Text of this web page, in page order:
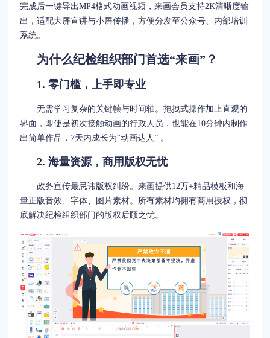
完成后一键导出MP4格式动画视频，来画会员支持2K清晰度输
出，适配大屏宣讲与小屏传播，方便分发至公众号、内部培训
系统。
为什么纪检组织部门首选“来画”？
1. 零门槛，上手即专业
无需学习复杂的关键帧与时间轴。拖拽式操作加上直观的
界面，即使是初次接触动画的行政人员，也能在10分钟内制作
出简单作品，7天内成长为“动画达人” 。
2. 海量资源，商用版权无忧
政务宣传最忌讳版权纠纷。来画提供12万+精品模板和海
量正版音效、字体、图片素材。所有素材均拥有商用授权，彻
底解决纪检组织部门的版权后顾之忧。